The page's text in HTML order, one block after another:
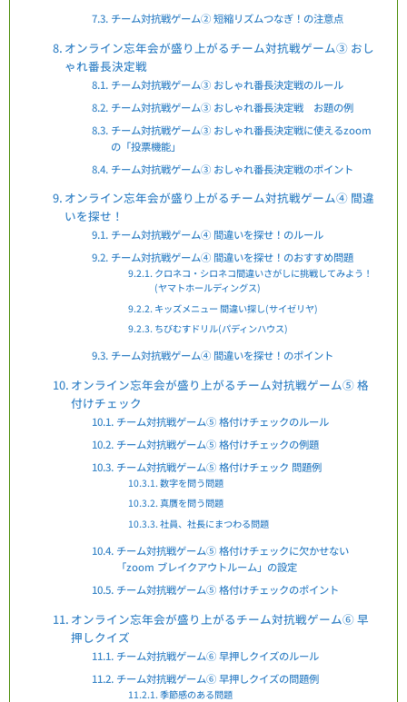
チーム対抗戦ゲーム② 短縮リズムつなぎ！の注意点
オンライン忘年会が盛り上がるチーム対抗戦ゲーム③ おし
ゃれ番長決定戦
チーム対抗戦ゲーム③ おしゃれ番長決定戦のルール
チーム対抗戦ゲーム③ おしゃれ番長決定戦 お題の例
チーム対抗戦ゲーム③ おしゃれ番長決定戦に使えるzoom
の「投票機能」
チーム対抗戦ゲーム③ おしゃれ番長決定戦のポイント
オンライン忘年会が盛り上がるチーム対抗戦ゲーム④ 間違
いを探せ！
チーム対抗戦ゲーム④ 間違いを探せ！のルール
チーム対抗戦ゲーム④ 間違いを探せ！のおすすめ問題
クロネコ・シロネコ間違いさがしに挑戦してみよう！
(ヤマトホールディングス)
キッズメニュー 間違い探し(サイゼリヤ)
ちびむすドリル(パディンハウス)
チーム対抗戦ゲーム④ 間違いを探せ！のポイント
オンライン忘年会が盛り上がるチーム対抗戦ゲーム⑤ 格
付けチェック
チーム対抗戦ゲーム⑤ 格付けチェックのルール
チーム対抗戦ゲーム⑤ 格付けチェックの例題
チーム対抗戦ゲーム⑤ 格付けチェック 問題例
数字を問う問題
真贋を問う問題
社員、社長にまつわる問題
チーム対抗戦ゲーム⑤ 格付けチェックに欠かせない
「zoom ブレイクアウトルーム」の設定
チーム対抗戦ゲーム⑤ 格付けチェックのポイント
オンライン忘年会が盛り上がるチーム対抗戦ゲーム⑥ 早
押しクイズ
チーム対抗戦ゲーム⑥ 早押しクイズのルール
チーム対抗戦ゲーム⑥ 早押しクイズの問題例
季節感のある問題